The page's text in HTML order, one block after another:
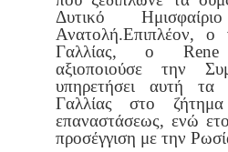
Δυτικό
Ανατολή.Επιπλέον,
Γαλλίας, ο Rene
αξιοποιούσε την
υπηρετήσει αυτή τα
Γαλλίας στο
επαναστάσεως, ενώ
προσέγγιση με την